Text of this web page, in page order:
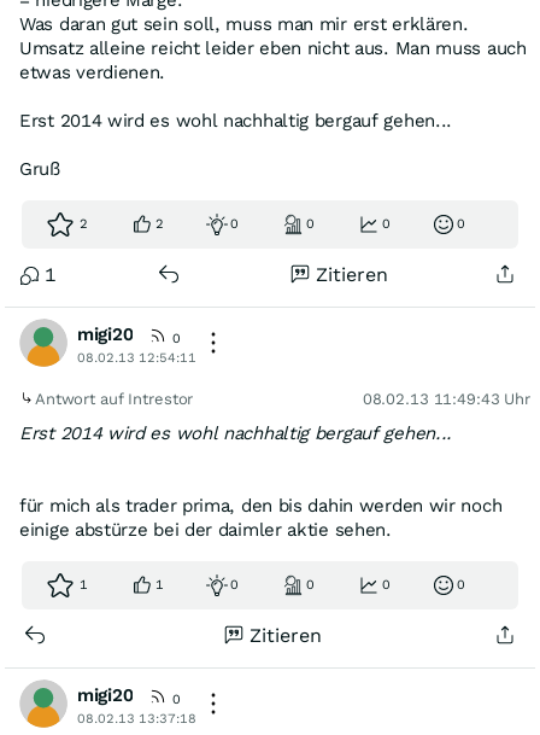
Was daran gut sein soll, muss man mir erst erklären.
Umsatz alleine reicht leider eben nicht aus. Man muss auch
etwas verdienen.
Erst 2014 wird es wohl nachhaltig bergauf gehen...
Gruß
2 2 0 0 0 0
1 Zitieren
migi20
0
08.02.13 12:54:11
Antwort auf Intrestor 08.02.13 11:49:43 Uhr
Erst 2014 wird es wohl nachhaltig bergauf gehen...
für mich als trader prima, den bis dahin werden wir noch
einige abstürze bei der daimler aktie sehen.
1 1 0 0 0 0
Zitieren
migi20
0
08.02.13 13:37:18